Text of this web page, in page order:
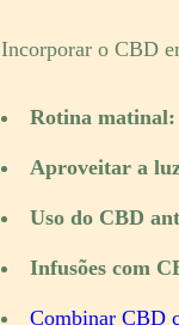
Incorporar o CBD
Rotina matinal:
Aproveitar a
Uso do CBD
Infusões com
Combinar CBD